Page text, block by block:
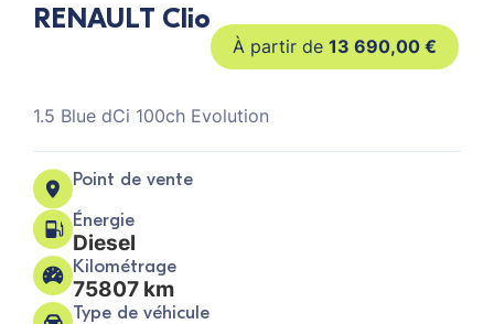
RENAULT Clio
13 690,00 €
1.5 Blue dCi 100ch Evolution
Point de vente
Énergie
Diesel
Kilométrage
75807 km
Type de véhicule